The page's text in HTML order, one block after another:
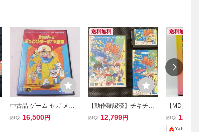
中古品 ゲーム セガ メガ
ドライブ ソフト まじかる
即決 16,500円
送料無料
【動作確認済】チキチキ
ボーイズ MD メガドライ
即決 12,799円
送料無料
【MD】
ァリス
即決
Yahoo!フ